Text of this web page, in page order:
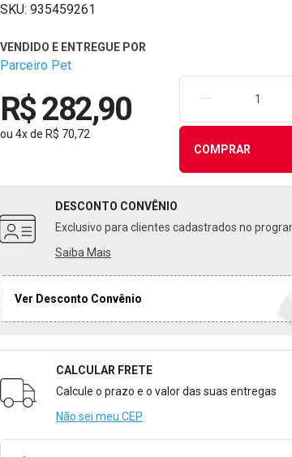
935459261
Parceiro Pet
R$ 282,90
ou 4xde R$ 70,72
REMOVER UMA
COMPRAR
DESCONTO CONVÊNIO
Exclusivo para clientes cadastrados no
Saiba Mais
Ver Desconto Convênio
Formulário para Calcular o Frete
CALCULAR FRETE
Calcule o prazo e o valor das suas entregas
Não sei meu CEP